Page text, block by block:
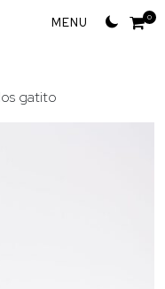
0
gatito